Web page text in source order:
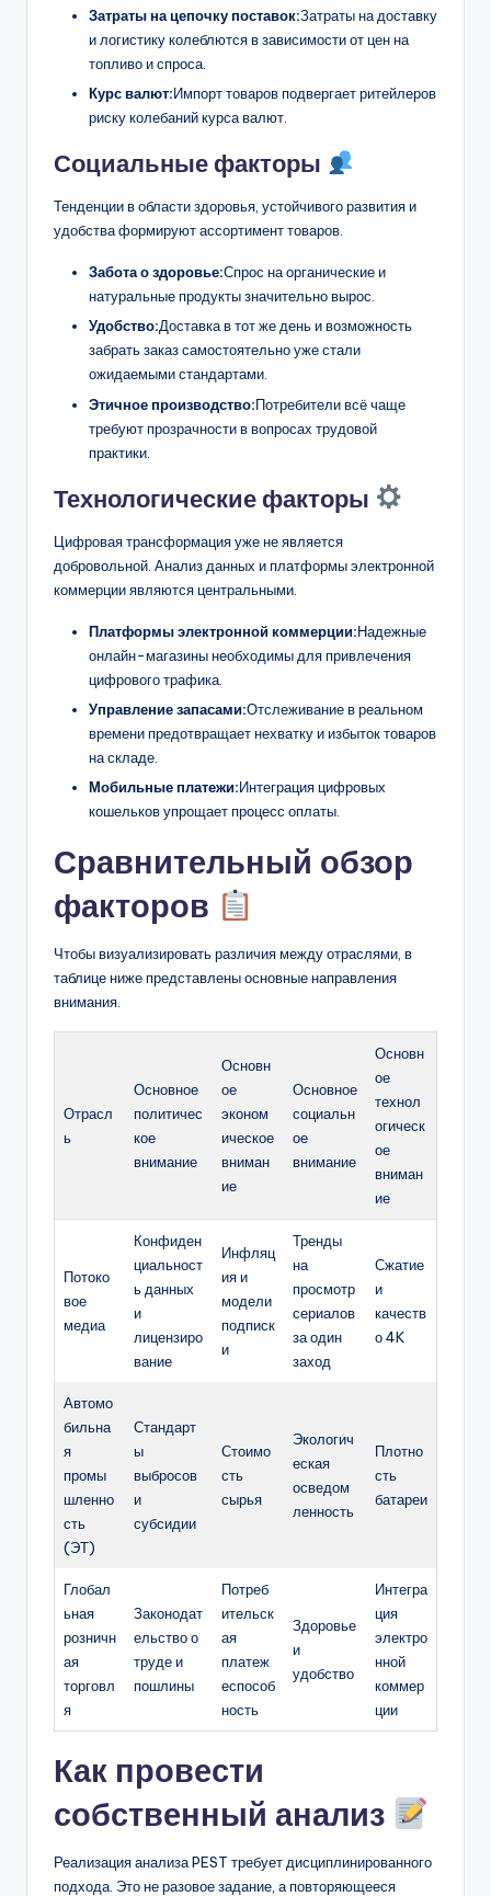
Затраты на цепочку поставок:Затраты на доставку
и логистику колеблются в зависимости от цен на
топливо и спроса.
Курс валют:Импорт товаров подвергает ритейлеров
риску колебаний курса валют.
Социальные факторы
Тенденции в области здоровья, устойчивого развития и
удобства формируют ассортимент товаров.
Забота о здоровье:Спрос на органические и
натуральные продукты значительно вырос.
Удобство:Доставка в тот же день и возможность
забрать заказ самостоятельно уже стали
ожидаемыми стандартами.
Этичное производство:Потребители всё чаще
требуют прозрачности в вопросах трудовой
практики.
Технологические факторы
Цифровая трансформация уже не является
добровольной. Анализ данных и платформы электронной
коммерции являются центральными.
Платформы электронной коммерции:Надежные
онлайн-магазины необходимы для привлечения
цифрового трафика.
Управление запасами:Отслеживание в реальном
времени предотвращает нехватку и избыток товаров
на складе.
Мобильные платежи:Интеграция цифровых
кошельков упрощает процесс оплаты.
Сравнительный обзор
факторов
Чтобы визуализировать различия между отраслями, в
таблице ниже представлены основные направления
внимания.
Отрасл
ь
Основное
политичес
кое
внимание
Основн
ое
эконом
ическое
вниман
ие
Основное
социальн
ое
внимание
Основн
ое
технол
огическ
ое
вниман
ие
Потоко
вое
медиа
Конфиден
циальност
ь данных
и
лицензиро
вание
Инфляц
ия и
модели
подписк
и
Тренды
на
просмотр
сериалов
за один
заход
Сжатие
и
качеств
о 4K
Автомо
бильна
я
промы
шленно
сть
(ЭТ)
Стандарт
ы
выбросов
и
субсидии
Стоимо
сть
сырья
Экологич
еская
осведом
ленность
Плотно
сть
батареи
Глобал
ьная
розничн
ая
торговл
я
Законодат
ельство о
труде и
пошлины
Потреб
ительск
ая
платеж
еспособ
ность
Здоровье
и
удобство
Интегра
ция
электро
нной
коммер
ции
Как провести
собственный анализ
Реализация анализа PEST требует дисциплинированного
подхода. Это не разовое задание, а повторяющееся